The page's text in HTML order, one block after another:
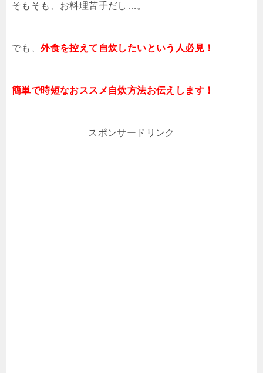
そもそも、お料理苦手だし…。
でも、外食を控えて自炊したいという人必見！
簡単で時短なおススメ自炊方法お伝えします！
スポンサードリンク